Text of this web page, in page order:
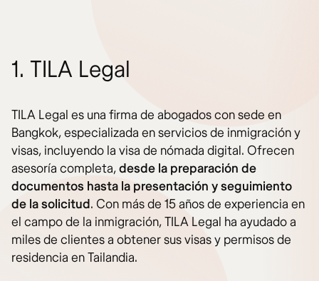
1. TILA Legal
TILA Legal es una firma de abogados con sede en
Bangkok, especializada en servicios de inmigración y
visas, incluyendo la visa de nómada digital. Ofrecen
asesoría completa,desde la preparación de
documentos hasta la presentación y seguimiento
de la solicitud. Con más de 15 años de experiencia en
el campo de la inmigración, TILA Legal ha ayudado a
miles de clientes a obtener sus visas y permisos de
residencia en Tailandia.